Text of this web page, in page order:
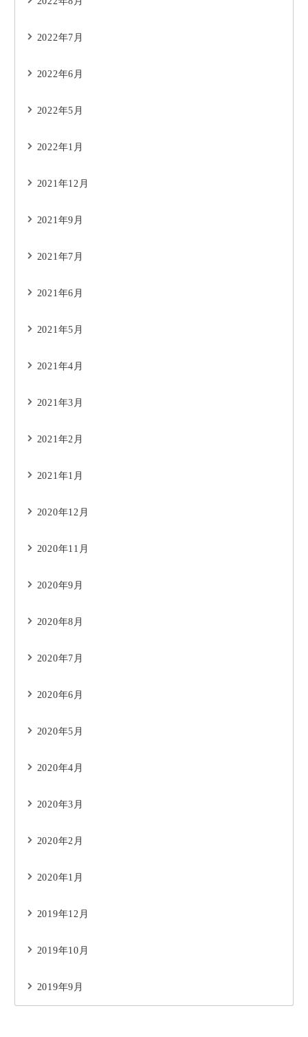
2022年7月
2022年6月
2022年5月
2022年1月
2021年12月
2021年9月
2021年7月
2021年6月
2021年5月
2021年4月
2021年3月
2021年2月
2021年1月
2020年12月
2020年11月
2020年9月
2020年8月
2020年7月
2020年6月
2020年5月
2020年4月
2020年3月
2020年2月
2020年1月
2019年12月
2019年10月
2019年9月